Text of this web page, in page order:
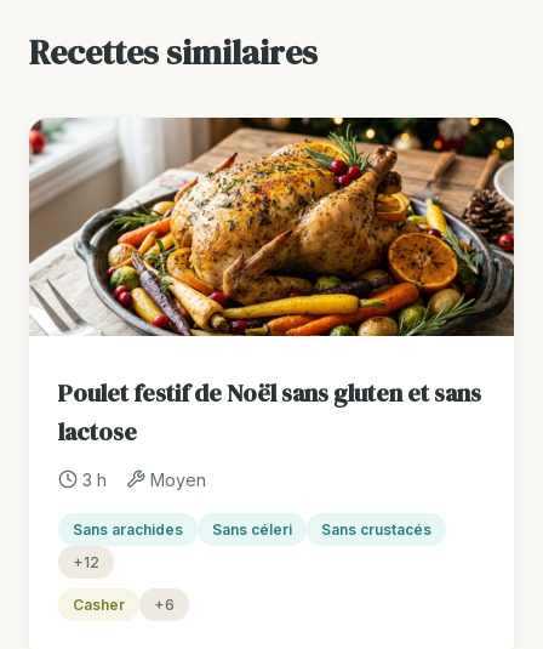
Recettes similaires
Poulet festif de Noël sans gluten et sans
lactose
3 h Moyen
Sans arachides Sans céleri
Sans crustacés
+12
Casher +6